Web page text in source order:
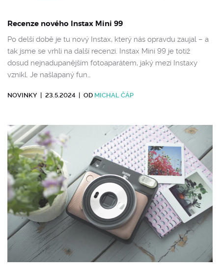
Recenze nového Instax Mini 99
Po delší době je tu nový Instax, který nás opravdu zaujal – a
tak jsme se vrhli na další recenzi. Instax Mini 99 je totiž
dosud nejnadupanějším fotoaparátem, jaký mezi Instaxy
vznikl. Je našlapaný fun…
NOVINKY 23.5.2024 OD MICHAL ČÁP